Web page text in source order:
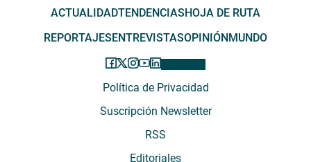
ACTUALIDADTENDENCIASHOJA DE RUTA
REPORTAJESENTREVISTASOPINIÓNMUNDO
Política de Privacidad
Suscripción Newsletter
RSS
Editoriales